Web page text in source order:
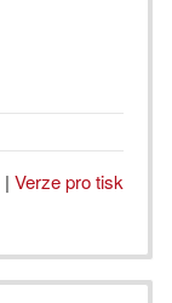
| Verze pro tisk